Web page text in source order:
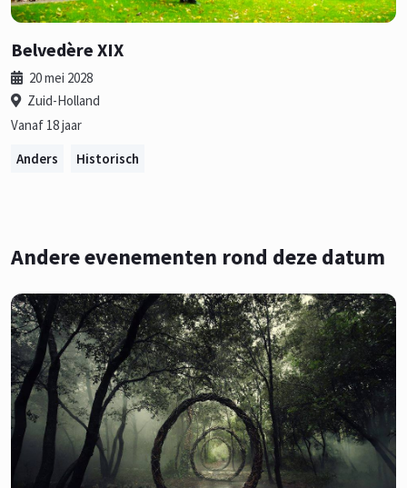
Belvedère XIX
20 mei 2028
Zuid-Holland
Vanaf 18 jaar
Anders
Historisch
Andere evenementen rond deze datum